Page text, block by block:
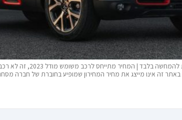
ט.ל.ח | התמונות
באתר זה אינו מייצג את מחיר המחירון שמופיע בחוברת של חברה